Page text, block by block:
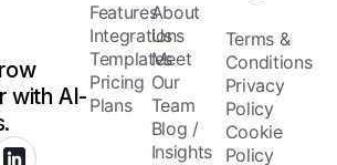
with AI-
Features
Integrations
Templates
Pricing
Plans
About
Us
Meet
Our
Team
Blog /
Insights
Terms &
Conditions
Privacy
Policy
Cookie
Policy